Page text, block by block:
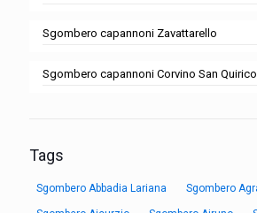
Sgombero capannoni Zavattarello
Sgombero capannoni Corvino San Quirico
Tags
Sgombero Abbadia Lariana Sgombero